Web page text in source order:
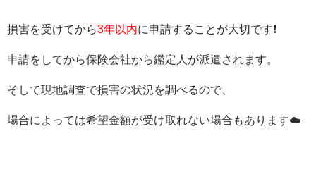
損害を受けてから3年以内に申請することが大切です❗
申請をしてから保険会社から鑑定人が派遣されます。
そして現地調査で損害の状況を調べるので、
場合によっては希望金額が受け取れない場合もあります☁